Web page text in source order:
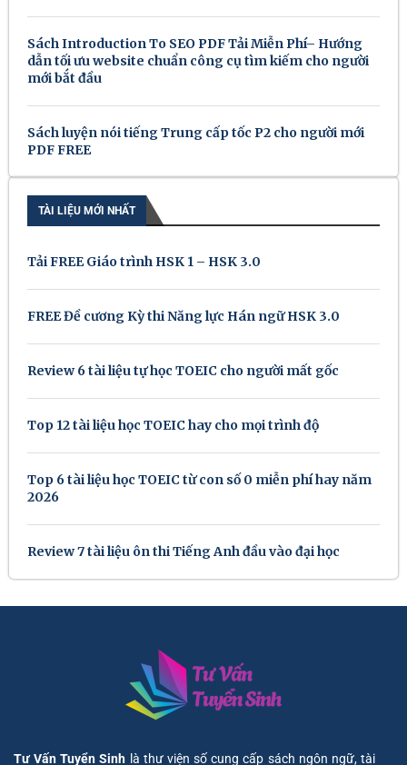
Sách Introduction To SEO PDF Tải Miễn Phí– Hướng
dẫn tối ưu website chuẩn công cụ tìm kiếm cho người
mới bắt đầu
Sách luyện nói tiếng Trung cấp tốc P2 cho người mới
PDF FREE
TÀI LIỆU MỚI NHẤT
Tải FREE Giáo trình HSK 1 – HSK 3.0
FREE Đề cương Kỳ thi Năng lực Hán ngữ HSK 3.0
Review 6 tài liệu tự học TOEIC cho người mất gốc
Top 12 tài liệu học TOEIC hay cho mọi trình độ
Top 6 tài liệu học TOEIC từ con số 0 miễn phí hay năm
2026
Review 7 tài liệu ôn thi Tiếng Anh đầu vào đại học
Tư Vấn Tuyển Sinh là thư viện số cung cấp sách ngôn ngữ, tài